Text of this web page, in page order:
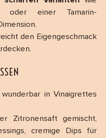
oder einer Tamarin-
den Eigengeschmack
in Vinaigrettes
Zitronensaft gemischt,
cremige Dips für